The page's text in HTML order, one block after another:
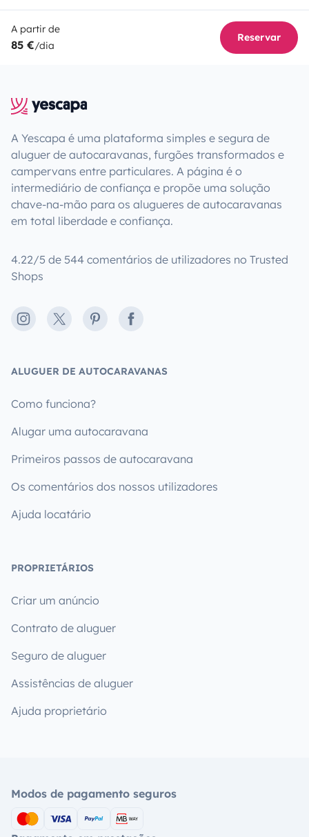
A partir de
85 €/dia
Reservar
A Yescapa é uma plataforma simples e segura de
aluguer de autocaravanas, furgões transformados e
campervans entre particulares. A página é o
intermediário de confiança e propõe uma solução
chave-na-mão para os alugueres de autocaravanas
em total liberdade e confiança.
4.22/5 de 544 comentários de utilizadores no Trusted
Shops
Instagram
X PinterestFacebook
ALUGUER DE AUTOCARAVANAS
Como funciona?
Alugar uma autocaravana
Primeiros passos de autocaravana
Os comentários dos nossos utilizadores
Ajuda locatário
PROPRIETÁRIOS
Criar um anúncio
Contrato de aluguer
Seguro de aluguer
Assistências de aluguer
Ajuda proprietário
Modos de pagamento seguros